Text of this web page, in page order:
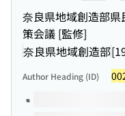
奈良県地域創造部
策会議 [監修]
奈良県地域創造部
Author Heading (ID)
Volumes of this title